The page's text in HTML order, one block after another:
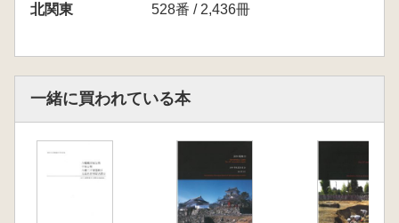
北関東
528番 / 2,436冊
一緒に買われている本